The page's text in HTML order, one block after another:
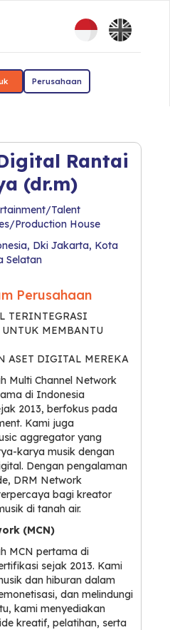
Perusahaan
Rantai
(dr.m)
Talent
Production House
Dki Jakarta, Kota
Selatan
Perusahaan
TERINTEGRASI
MEMBANTU
ASET DIGITAL MEREKA
Multi Channel Network
di Indonesia
2013, berfokus pada
Kami juga
aggregator yang
karya musik dengan
Dengan pengalaman
DRM Network
bagi kreator
di tanah air.
(MCN)
MCN pertama di
sejak 2013. Kami
dan hiburan dalam
dan melindungi
kami menyediakan
kreatif, pelatihan, serta